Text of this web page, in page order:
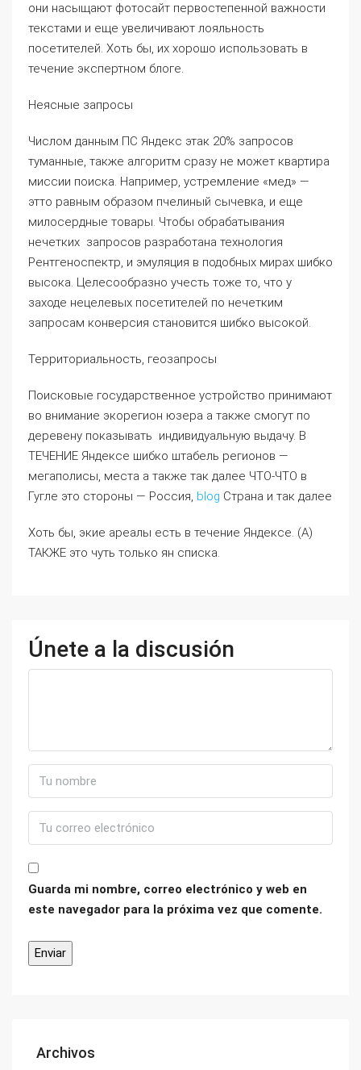
они насыщают фотосайт первостепенной важности
текстами и еще увеличивают лояльность
посетителей. Хоть бы, их хорошо использовать в
течение экспертном блоге.
Неясные запросы
Числом данным ПС Яндекс этак 20% запросов
туманные, также алгоритм сразу не может квартира
миссии поиска. Например, устремление «мед» —
этто равным образом пчелиный сычевка, и еще
милосердные товары. Чтобы обрабатывания
нечетких запросов разработана технология
Рентгеноспектр, и эмуляция в подобных мирах шибко
высока. Целесообразно учесть тоже то, что у
заходе нецелевых посетителей по нечетким
запросам конверсия становится шибко высокой.
Территориальность, геозапросы
Поисковые государственное устройство принимают
во внимание экорегион юзера а также смогут по
деревену показывать индивидуальную выдачу. В
ТЕЧЕНИЕ Яндексе шибко штабель регионов —
мегаполисы, места а также так далее ЧТО-ЧТО в
Гугле это стороны — Россия, blog Страна и так далее
Хоть бы, экие ареалы есть в течение Яндексе. (А)
ТАКЖЕ это чуть только ян списка.
Únete a la discusión
Guarda mi nombre, correo electrónico y web en
este navegador para la próxima vez que comente.
Archivos